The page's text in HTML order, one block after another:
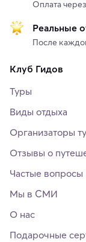
Оплата
Реальные
После
Клуб Гидов
Туры
Виды отдыха
Организаторы
Отзывы о
Частые вопросы
Мы в СМИ
О нас
Подарочные